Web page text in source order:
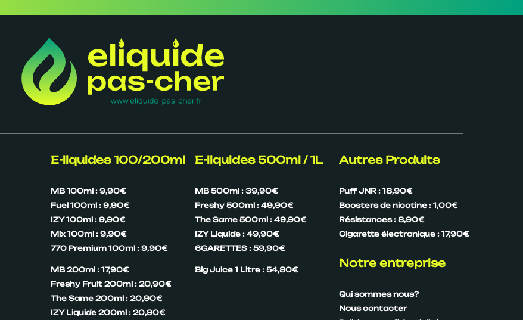
E-liquides 100/200ml
MB 100ml : 9,90€
Fuel 100ml : 9,90€
IZY 100ml : 9,90€
Mix 100ml : 9,90€
770 Premium 100ml : 9,90€
MB 200ml : 17,90€
Freshy Fruit 200ml : 20,90€
The Same 200ml : 20,90€
IZY Liquide 200ml : 20,90€
E-liquides 500ml / 1L
MB 500ml : 39,90€
Freshy 500ml : 49,90€
The Same 500ml : 49,90€
IZY Liquide : 49,90€
6GARETTES : 59,90€
Big Juice 1 Litre : 54,80€
Autres Produits
Puff JNR : 18,90€
Boosters de nicotine : 1,00€
Résistances : 8,90€
Cigarette électronique : 17,90€
Notre entreprise
Qui sommes nous?
Nous contacter